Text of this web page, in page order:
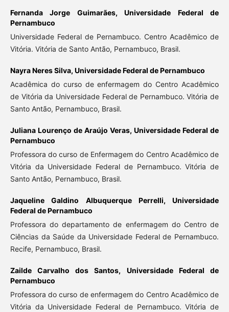
Fernanda Jorge Guimarães,Universidade Federal de
Pernambuco
Universidade Federal de Pernambuco. Centro Acadêmico de
Vitória. Vitória de Santo Antão, Pernambuco, Brasil.
Nayra Neres Silva, Universidade Federal de Pernambuco
Acadêmica do curso de enfermagem do Centro Acadêmico
de Vitória da Universidade Federal de Pernambuco. Vitória de
Santo Antão, Pernambuco, Brasil.
Juliana Lourenço de Araújo Veras,Universidade Federal de
Pernambuco
Professora do curso de Enfermagem do Centro Acadêmico de
Vitória da Universidade Federal de Pernambuco. Vitória de
Santo Antão, Pernambuco, Brasil.
Jaqueline Galdino Albuquerque Perrelli,Universidade
Federal de Pernambuco
Professora do departamento de enfermagem do Centro de
Ciências da Saúde da Universidade Federal de Pernambuco.
Recife, Pernambuco, Brasil.
Zailde Carvalho dos Santos, Universidade Federal de
Pernambuco
Professora do curso de enfermagem do Centro Acadêmico de
Vitória da Universidade Federal de Pernambuco. Vitória de